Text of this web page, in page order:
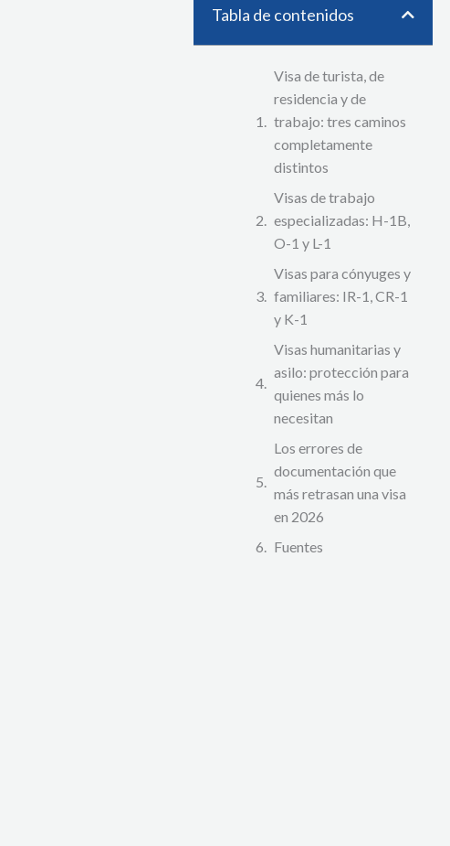
Tabla de contenidos
Visa de turista, de
residencia y de
trabajo: tres caminos
completamente
distintos
Visas de trabajo
especializadas: H-1B,
O-1 y L-1
Visas para cónyuges y
familiares: IR-1, CR-1
y K-1
Visas humanitarias y
asilo: protección para
quienes más lo
necesitan
Los errores de
documentación que
más retrasan una visa
en 2026
Fuentes